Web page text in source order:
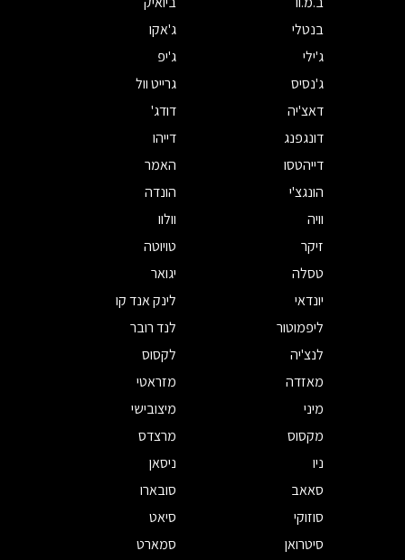
בנטלי
ג'אקו
ג'ילי
ג'יפ
ג'נסיס
גרייט וול
דאצ'יה
דודג'
דונגפנג
דייהו
דייהטסו
האמר
הונגצ'י
הונדה
וויה
וולוו
זיקר
טויוטה
טסלה
יגואר
יונדאי
לינק אנד קו
ליפמוטור
לנד רובר
לנצ'יה
לקסוס
מאזדה
מזראטי
מיני
מיצובישי
מקסוס
מרצדס
ניו
ניסאן
סאאב
סובארו
סוזוקי
סיאט
סיטרואן
סמארט